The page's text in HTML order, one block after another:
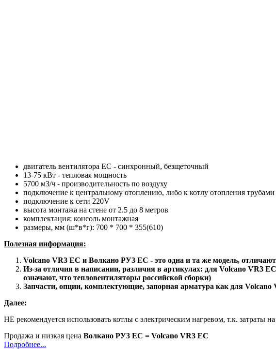
двигатель вентилятора ЕС - синхронный, безщеточный
13-75 кВт - тепловая мощность
5700 м3/ч - производительность по воздуху
подключение к центральному отоплению, либо к котлу отопления
подключение к сети 220V
высота монтажа на стене от 2.5 до 8 метров
комплектация: консоль монтажная
размеры, мм (ш*в*г): 700 * 700 * 355(610)
Полезная информация:
Volcano VR3 EC и Волкано РУ3 ЕС - это одна и та же модель,
Из-за отличия в написании, различия в артикулах: для Volcano VR3
означают, что тепловентиляторы российской сборки)
Запчасти, опции, комплектующие, запорная арматура как для
Далее:
НЕ рекомендуется использовать котлы с электрическим нагревом, т.к. затраты
Продажа и низкая цена Волкано РУ3 ЕС = Volcano VR3 EC
Подробнее...